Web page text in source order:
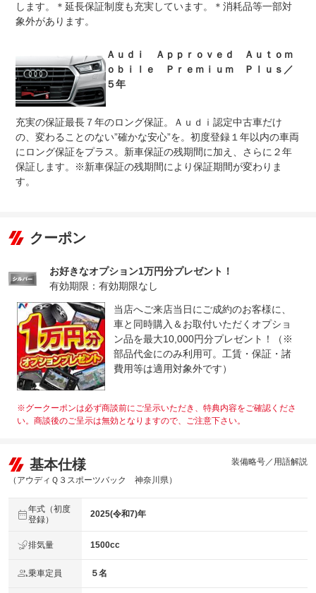
保証修理
「２４時間緊急サポートサービス」万一のトラブル発生時
に緊急対応。故障などの予期せぬトラブルに３６５日２４
法定整備
整備付 法定12ヶ月または法定24ヶ月点検整備付
※車検なし・車検整備付の場合は法定24ヶ月点検整備付
※商用車は6ヶ月または12ヶ月点検整備付
法定整備
について
が、１００項目にもおよぶ精密な点検を実施。すべてをク
リアしたＡｕｄｉ車だけがあなたのお手元に届けられま
す。
します。＊延長保証制度も充実しています。＊消耗品等一部対
象外があります。
Ａｕｄｉ Ａｐｐｒｏｖｅｄ Ａｕｔｏｍ
ｏｂｉｌｅ Ｐｒｅｍｉｕｍ Ｐｌｕｓ／
５年
充実の保証最長７年のロング保証。Ａｕｄｉ認定中古車だけ
の、変わることのない”確かな安心”を。初度登録１年以内の車両
にロング保証をプラス。新車保証の残期間に加え、さらに２年
保証します。※新車保証の残期間により保証期間が変わりま
す。
クーポン
お好きなオプション1万円分プレゼント！
有効期限：有効期限なし
当店へご来店当日にご成約のお客様に、
車と同時購入＆お取付いただくオプショ
ン品を最大10,000円分プレゼント！（※
部品代金にのみ利用可。工賃・保証・諸
費用等は適用対象外です）
※グークーポンは必ず商談前にご呈示いただき、特典内容をご確認くださ
い。商談後のご呈示は無効となりますので、ご注意下さい。
基本仕様
（アウディＱ３スポーツバック 神奈川県）
装備略号／用語解説
年式（初度
登録）
2025(令和7)年
排気量 1500cc
乗車定員 ５名